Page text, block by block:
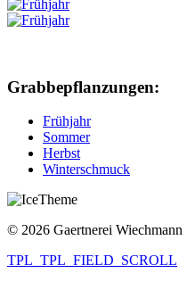
Grabbepflanzungen:
Frühjahr
Sommer
Herbst
Winterschmuck
© 2026 Gaertnerei Wiechmann
TPL_TPL_FIELD_SCROLL